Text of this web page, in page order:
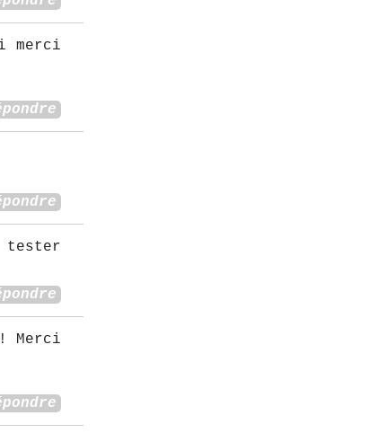
merci
tester
Merci